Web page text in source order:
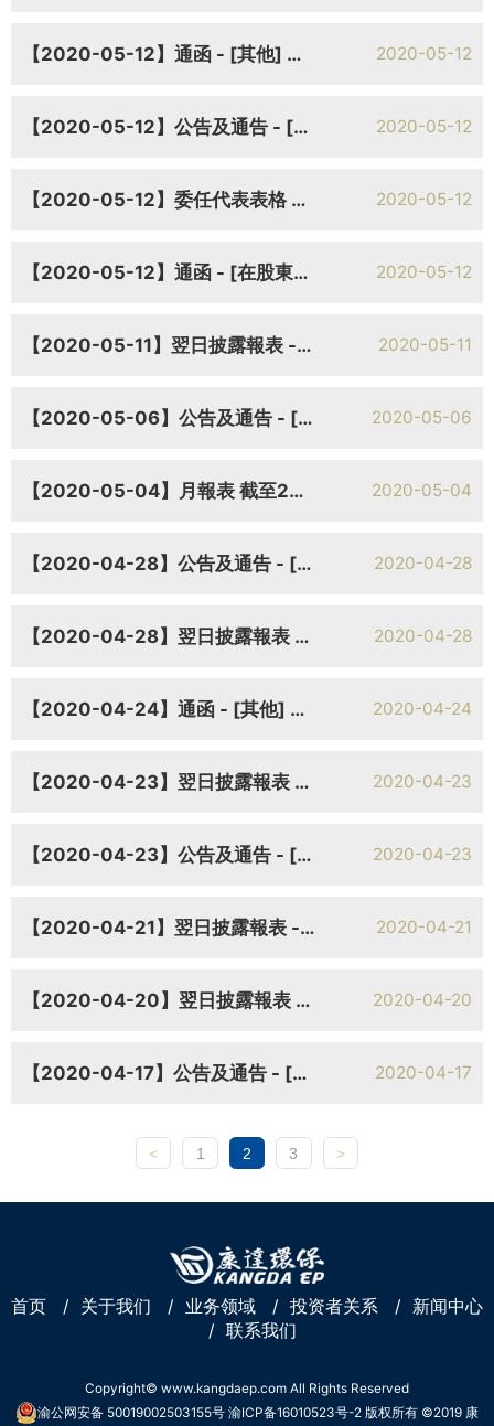
【2020-05-12】通函 - [其他] 致非登記股份持有人之通知信函及申請表格 2020-05-12
【2020-05-12】公告及通告 - [股東週年大會通告] 股東週年大會通告 2020-05-12
【2020-05-12】委任代表表格 將於二零二零年六月十日（星期三）舉行的股東週年大會適用代表委任表格 2020-05-12
【2020-05-12】通函 - [在股東批准的情況下重選或委任董事 / 股份期權計劃 / 一般性授權 / 回購股份的說明函件] (1)重選退任董事；(2) 建議更新購股權計劃項下的計劃授權限額；(3 2020-05-12
【2020-05-11】翌日披露報表 - [其他] 翌日披露報表 2020-05-11
【2020-05-06】公告及通告 - [暫停辦理過戶登記手續或更改暫停辦理過戶日期] 更改股東週年大會日期、記錄日期及暫停辦理股份過戶登記手續期間 2020-05-06
【2020-05-04】月報表 截至2020年4月30日止月份之股份發行人之證券變動月報表 2020-05-04
【2020-04-28】公告及通告 - [其他-雜項] 自願公佈 - 董事行使購股權 2020-04-28
【2020-04-28】翌日披露報表 - [其他] 翌日披露報表 2020-04-28
【2020-04-24】通函 - [其他] 致非登記股份持有人之通知信函及申請表格 2020-04-24
【2020-04-23】翌日披露報表 - [其他] 翌日披露報表 2020-04-23
【2020-04-23】公告及通告 - [其他-雜項] 自願公佈 - 董事行使購股權 2020-04-23
【2020-04-21】翌日披露報表 - [其他] 翌日披露報表 2020-04-21
【2020-04-20】翌日披露報表 - [其他] 翌日披露報表 2020-04-20
【2020-04-17】公告及通告 - [其他-雜項] 自願公佈 - 董事行使購股權 2020-04-17
< 1 2 3 >
首页 / 关于我们 / 业务领域 / 投资者关系 /
新闻中心
/ 联系我们
Copyright© www.kangdaep.com All Rights Reserved
渝公网安备 50019002503155号 渝ICP备16010523号-2 版权所有 ©2019 康